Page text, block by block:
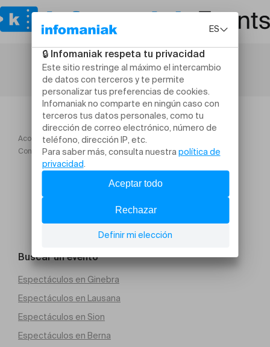
Acogida
Concert Exceptionnel Trio avec Piano Temple de Prangins 19h30
Buscar un evento
Espectáculos en Ginebra
Espectáculos en Lausana
Espectáculos en Sion
Espectáculos en Berna